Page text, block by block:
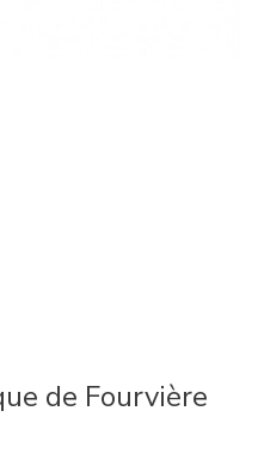
de Fourvière